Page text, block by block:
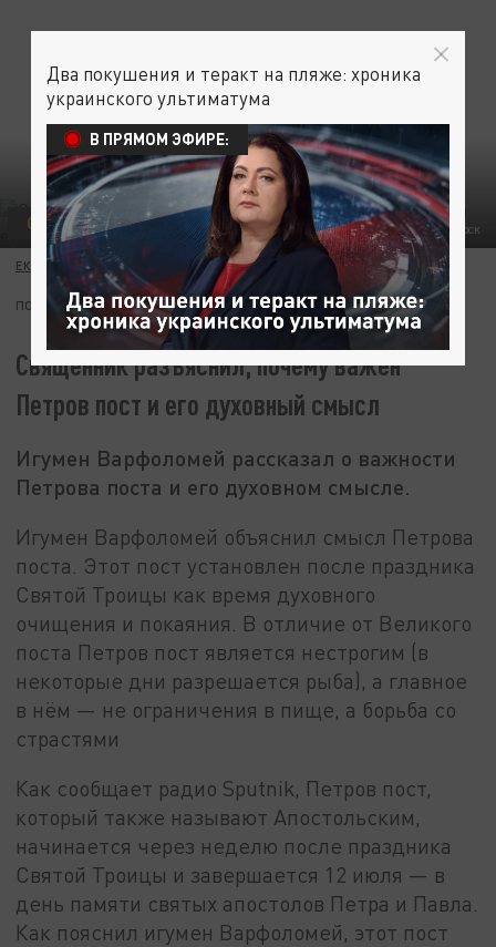
ФОТО: BESTPHOTOSTUDIO/SHUTTERSTOCK
ОБЩЕСТВО ЦЕРКОВЬ
ЕКАТЕРИНА КНЯЗЕВА 17 ИЮНЯ 07:48
ПОДПИШИТЕСЬ:
Священник разъяснил, почему важен
Петров пост и его духовный смысл
Игумен Варфоломей рассказал о важности
Петрова поста и его духовном смысле.
Игумен Варфоломей объяснил смысл Петрова
поста. Этот пост установлен после праздника
Святой Троицы как время духовного
очищения и покаяния. В отличие от Великого
поста Петров пост является нестрогим (в
некоторые дни разрешается рыба), а главное
в нём — не ограничения в пище, а борьба со
страстями
Как сообщает радио Sputnik, Петров пост,
который также называют Апостольским,
начинается через неделю после праздника
Святой Троицы и завершается 12 июля — в
день памяти святых апостолов Петра и Павла.
Как пояснил игумен Варфоломей, этот пост
Два покушения и теракт на пляже: хроника
украинского ультиматума
В ПРЯМОМ ЭФИРЕ: